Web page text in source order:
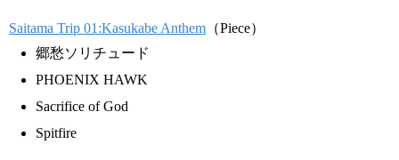
Saitama Trip 01:Kasukabe Anthem （Piece）
郷愁ソリチュード
PHOENIX HAWK
Sacrifice of God
Spitfire